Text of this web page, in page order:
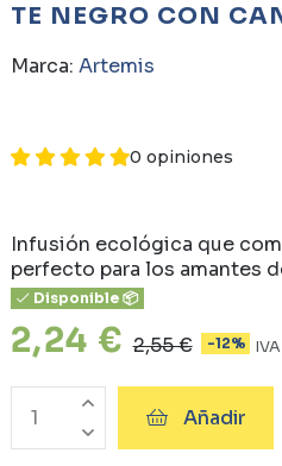
TE NEGRO CON
Marca: Artemis
0 opiniones
Infusión ecológica que
perfecto para los amantes
Disponible 📦
2,24 € 2,55 € -12%
Añadir